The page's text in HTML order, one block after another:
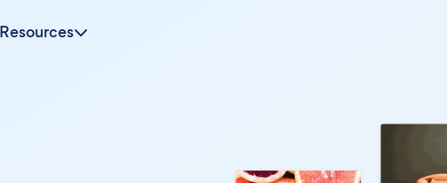
Resources